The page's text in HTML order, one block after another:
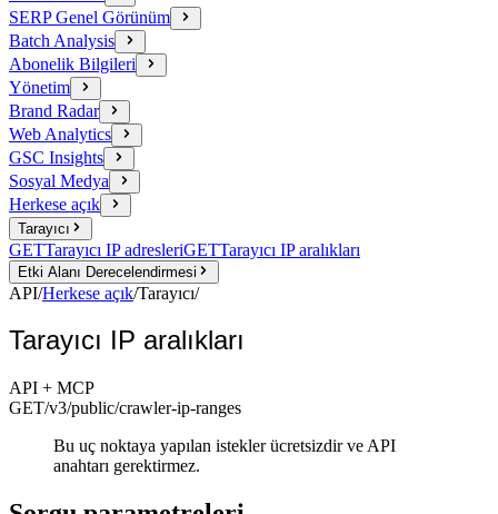
SERP Genel Görünüm
Batch Analysis
Abonelik Bilgileri
Yönetim
Brand Radar
Web Analytics
GSC Insights
Sosyal Medya
Herkese açık
Tarayıcı
GETTarayıcı IP adresleriGETTarayıcı IP aralıkları
Etki Alanı Derecelendirmesi
API/Herkese açık/Tarayıcı/
Tarayıcı IP aralıkları
API + MCP
GET/v3/public/crawler-ip-ranges
Bu uç noktaya yapılan istekler ücretsizdir ve API
anahtarı gerektirmez.